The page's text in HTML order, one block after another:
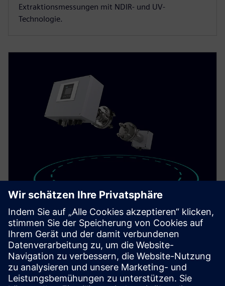
Extraktionsmessungen mit NDIR- und UV-
Technologie.
SITRANS TDL
Achieve fast, selective gas measurement with the in-
situ gas analyzer SITRANS TDL for a wide range of
different gases.